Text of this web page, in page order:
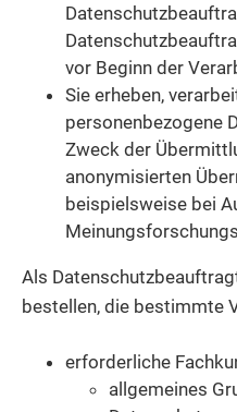
vor Beginn der
Sie erheben,
personenbezogene
Zweck der
anonymisierten
beispielsweise bei
Als
bestellen, die bestimmte
erforderliche
allgemeines